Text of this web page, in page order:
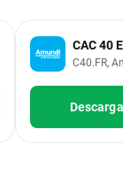
SE
CAC 40
C40.FR,